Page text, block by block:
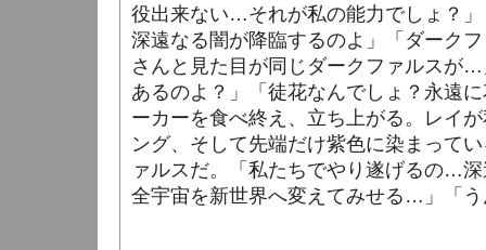
役出来ない…それが私の能力でしょ？
深遠なる闇が降臨するのよ」「ダーク
さんと見た目が同じダークファルスが
あるのよ？」「徒花なんでしょ？永遠
ーカーを食べ終え、立ち上がる。レイ
ング、そして先端だけ紫色に染まって
ァルスだ。「私たちでやり遂げるの…
全宇宙を新世界へ変えてみせる…」「